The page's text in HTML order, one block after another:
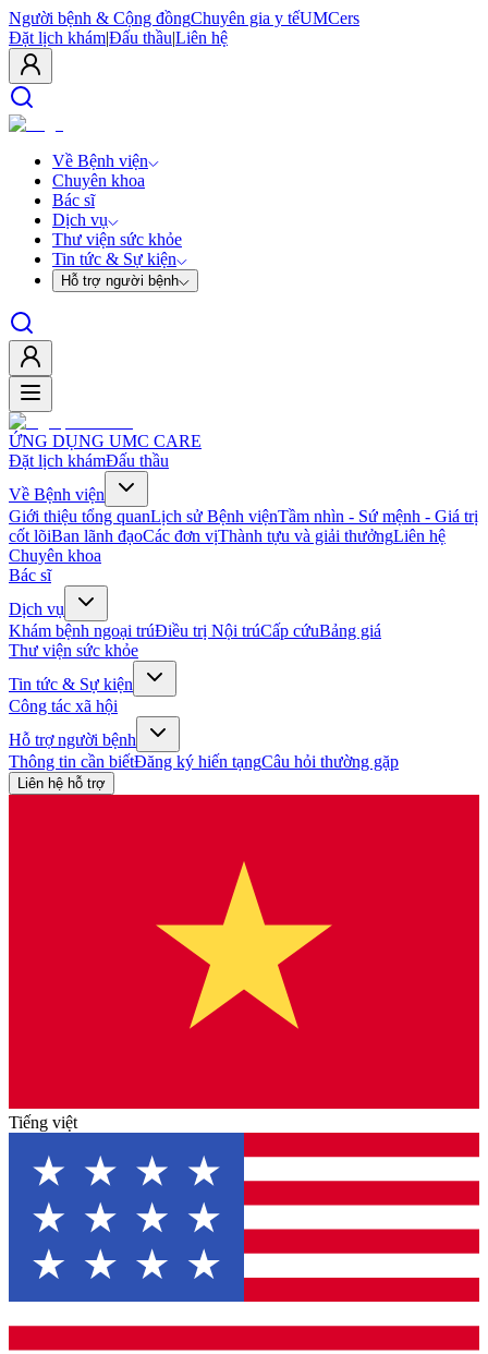
Người bệnh & Cộng đồngChuyên gia y tếUMCers
Đặt lịch khám|Đấu thầu|Liên hệ
Về Bệnh viện
Chuyên khoa
Bác sĩ
Dịch vụ
Thư viện sức khỏe
Tin tức & Sự kiện
Hỗ trợ người bệnh
ỨNG DỤNG UMC CARE
Đặt lịch khámĐấu thầu
Về Bệnh viện
Giới thiệu tổng quanLịch sử Bệnh việnTầm nhìn - Sứ mệnh - Giá trị
cốt lõiBan lãnh đạoCác đơn vịThành tựu và giải thưởngLiên hệ
Chuyên khoa
Bác sĩ
Dịch vụ
Khám bệnh ngoại trúĐiều trị Nội trúCấp cứuBảng giá
Thư viện sức khỏe
Tin tức & Sự kiện
Công tác xã hội
Hỗ trợ người bệnh
Thông tin cần biếtĐăng ký hiến tạngCâu hỏi thường gặp
Liên hệ hỗ trợ
Tiếng việt